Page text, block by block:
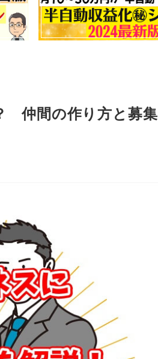
仲間の作り方と募集